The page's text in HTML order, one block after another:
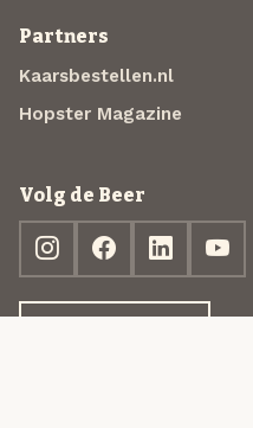
Partners
Kaarsbestellen.nl
Hopster Magazine
Volg de Beer